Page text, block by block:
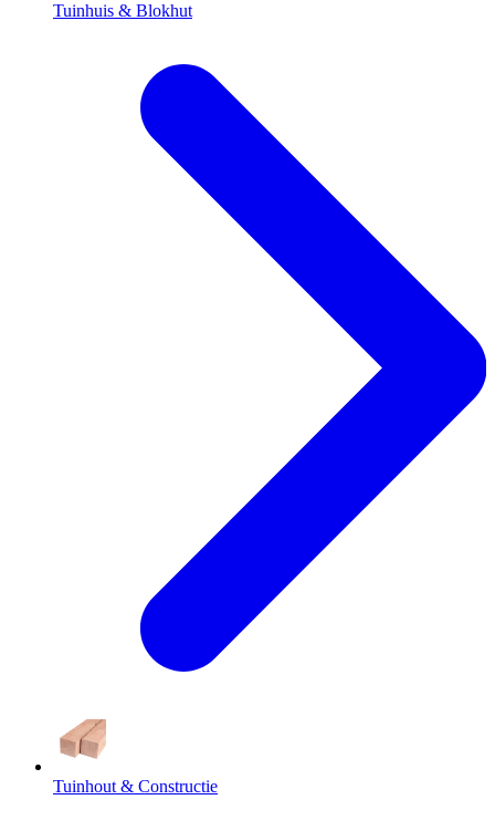
Tuinhuis & Blokhut
Tuinhout & Constructie